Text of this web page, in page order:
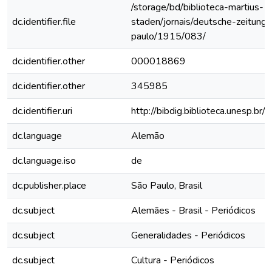
dc.identifier.file
/storage/bd/biblioteca-martius-
staden/jornais/deutsche-
paulo/1915/083/
dc.identifier.other
000018869
dc.identifier.other
345985
dc.identifier.uri
http://
dc.language
Alemão
dc.language.iso
de
dc.publisher.place
São Paulo, Brasil
dc.subject
Alemães - Brasil - Periódicos
dc.subject
Generalidades - Periódicos
dc.subject
Cultura - Periódicos